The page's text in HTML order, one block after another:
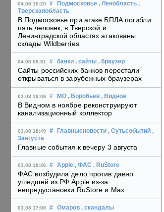
04.08 10:20 # Подмосковье , Ленобласть ,
Тверскаяобласть
В Подмосковье при атаке БПЛА погибли
пять человек, в Тверской и
Ленинградской областях атакованы
склады Wildberries
04.08 09:31 # банки , сайты , браузер
Сайты российских банков перестали
открываться в зарубежных браузерах
03.08 19:08 # МО , Воробьев , Видное
В Видном в ноябре реконструируют
канализационный коллектор
03.08 18:49 # Главныеновости , Сутьсобытий ,
3августа
Главные события к вечеру 3 августа
03.08 18:46 # Apple , ФАС , RuStore
ФАС возбудила дело против давно
ушедшей из РФ Apple из-за
непредустановки RuStore и Max
03.08 17:00 # Омаров , скандалы